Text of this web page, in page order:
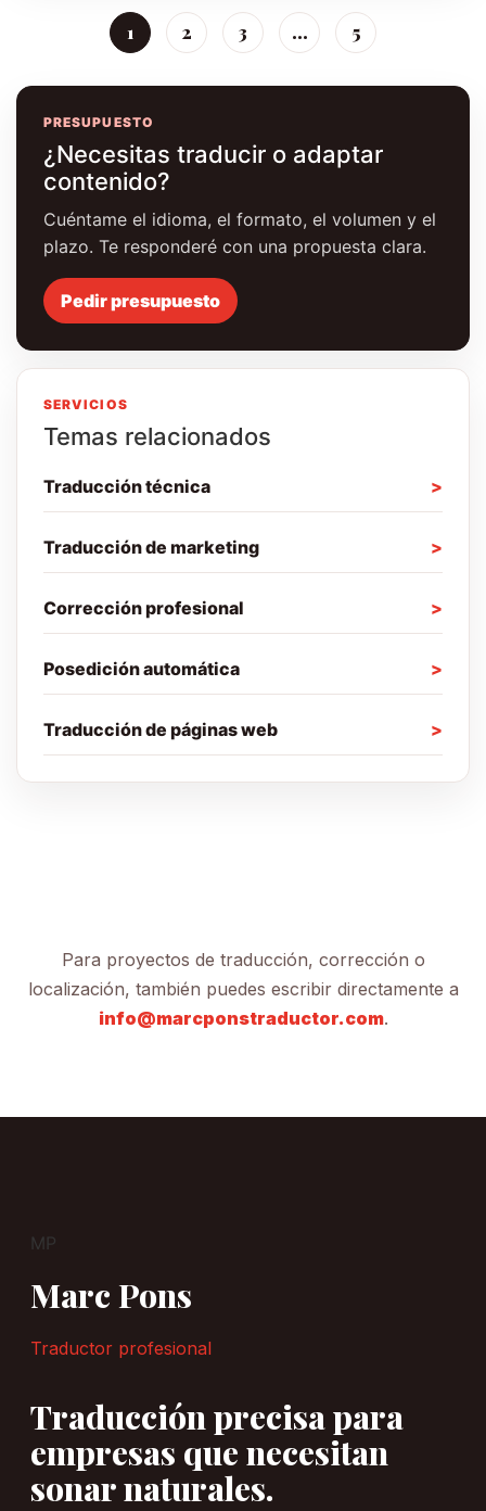
1 2 3 … 5
PRESUPUESTO
¿Necesitas traducir o adaptar
contenido?
Cuéntame el idioma, el formato, el volumen y el
plazo. Te responderé con una propuesta clara.
Pedir presupuesto
SERVICIOS
Temas relacionados
Traducción técnica
Traducción de marketing
Corrección profesional
Posedición automática
Traducción de páginas web
Para proyectos de traducción, corrección o
localización, también puedes escribir directamente a
info@marcponstraductor.com.
MP
Marc Pons
Traductor profesional
Traducción precisa para
empresas que necesitan
sonar naturales.